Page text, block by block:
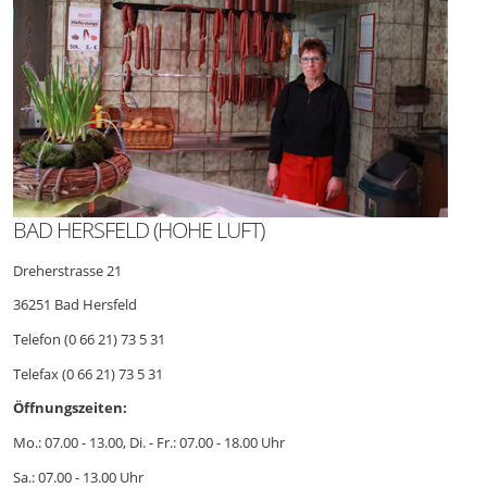
BAD HERSFELD (HOHE LUFT)
Dreherstrasse 21
36251 Bad Hersfeld
Telefon (0 66 21) 73 5 31
Telefax (0 66 21) 73 5 31
Öffnungszeiten:
Mo.: 07.00 - 13.00, Di. - Fr.: 07.00 - 18.00 Uhr
Sa.: 07.00 - 13.00 Uhr